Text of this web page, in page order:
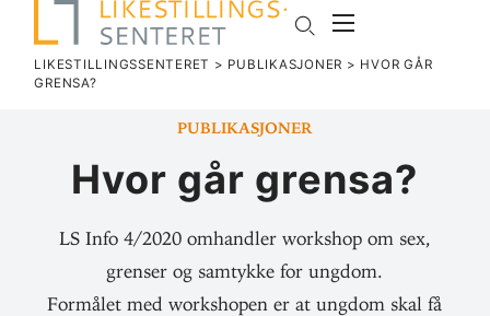
LIKESTILLINGSSENTERET > PUBLIKASJONER > HVOR GÅR
GRENSA?
Publikasjoner
Hvor går grensa?
LS Info 4/2020 omhandler workshop om sex,
grenser og samtykke for ungdom.
Formålet med workshopen er at ungdom skal få